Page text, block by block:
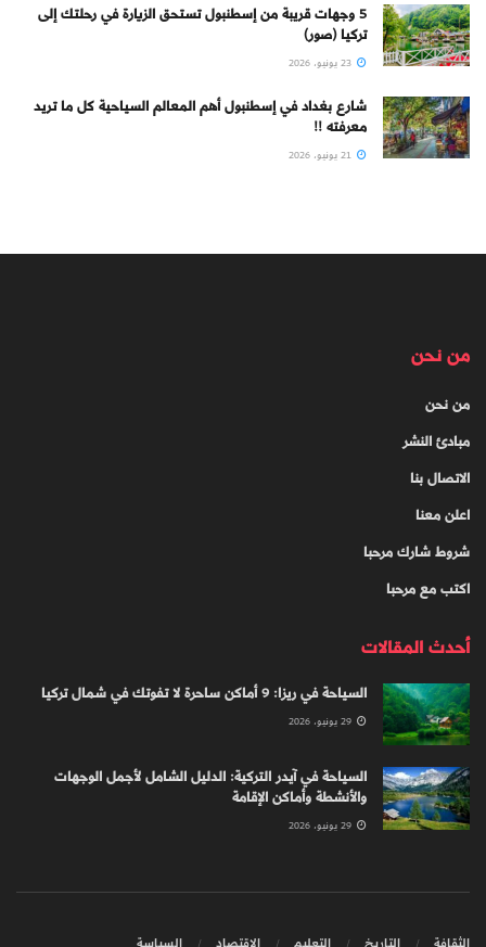
5 وجهات قريبة من إسطنبول تستحق الزيارة في رحلتك إلى
تركيا (صور)
شارع بغداد في إسطنبول أهم المعالم السياحية كل ما تريد
معرفته !!
من نحن
من نحن
مبادئ النشر
الاتصال بنا
اعلن معنا
شروط شارك مرحبا
اكتب مع مرحبا
أحدث المقالات
السياحة في ريزا: 9 أماكن ساحرة لا تفوتك في شمال تركيا
السياحة في آيدر التركية: الدليل الشامل لأجمل الوجهات
والأنشطة وأماكن الإقامة